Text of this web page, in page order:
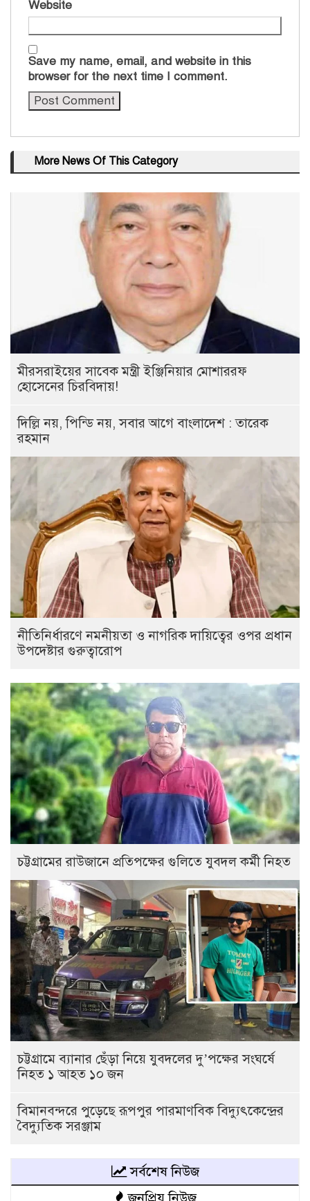
Website
Save my name, email, and website in this
browser for the next time I comment.
More News Of This Category
মীরসরাইয়ের সাবেক মন্ত্রী ইঞ্জিনিয়ার মোশাররফ
হোসেনের চিরবিদায়!
দিল্লি নয়, পিন্ডি নয়, সবার আগে বাংলাদেশ : তারেক
রহমান
নীতিনির্ধারণে নমনীয়তা ও নাগরিক দায়িত্বের ওপর প্রধান
উপদেষ্টার গুরুত্বারোপ
চট্টগ্রামের রাউজানে প্রতিপক্ষের গুলিতে যুবদল কর্মী নিহত
চট্টগ্রামে ব্যানার ছেঁড়া নিয়ে যুবদলের দু’পক্ষের সংঘর্ষে
নিহত ১ আহত ১০ জন
বিমানবন্দরে পুড়েছে রূপপুর পারমাণবিক বিদ্যুৎকেন্দ্রের
বৈদ্যুতিক সরঞ্জাম
সর্বশেষ নিউজ